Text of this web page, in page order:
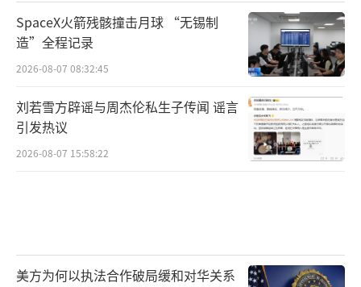
SpaceX火箭残骸撞击月球 “无锡制
造”全程记录
2026-08-07 08:32:45
刘若雪方辟谣与周杰伦私生子传闻 谣言
引发热议
2026-08-07 15:58:22
美方为何以执法合作破局缓和对华关系